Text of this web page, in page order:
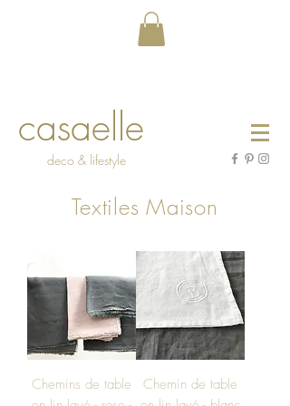
casaelle
deco & lifestyle
Textiles Maison
Chemins de table
Chemin de table